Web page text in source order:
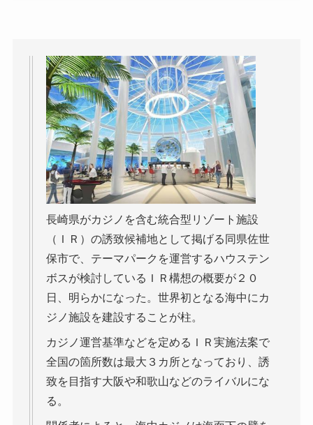
長崎県がカジノを含む統合型リゾート施設
（ＩＲ）の誘致候補地として掲げる同県佐世
保市で、テーマパークを運営するハウステン
ボスが検討しているＩＲ構想の概要が２０
日、明らかになった。世界初となる海中にカ
ジノ施設を建設することが柱。
カジノ運営基準などを定めるＩＲ実施法案で
全国の箇所数は最大３カ所となっており、誘
致を目指す大阪や和歌山などのライバルにな
る。